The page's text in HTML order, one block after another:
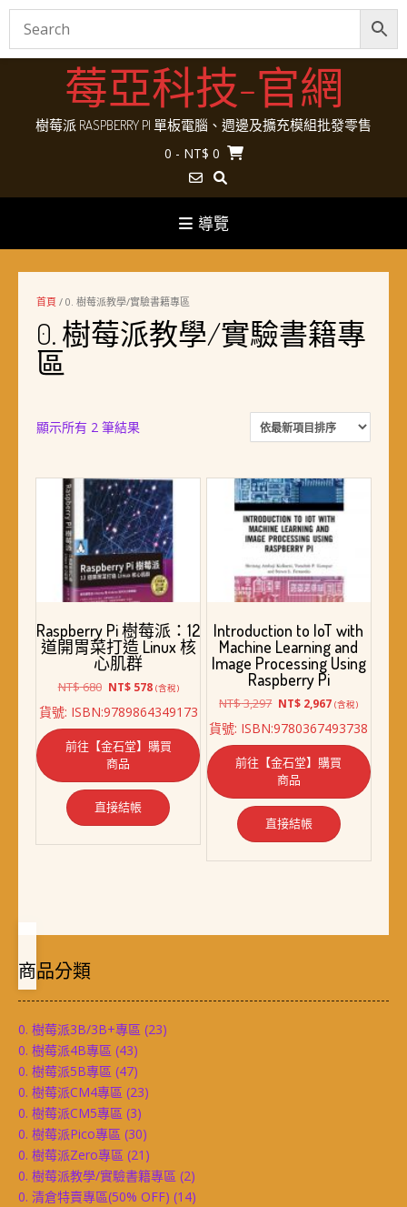
Skip
莓亞科技-官網
樹莓派 RASPBERRY PI 單板電腦、週邊及擴充模組批發零售
0 - NT$ 0
導覽
首頁 / 0. 樹莓派教學/實驗書籍專區
0. 樹莓派教學/實驗書籍專
區
顯示所有 2 筆結果依
項
目
排
序
Raspberry Pi 樹莓派：12
道開胃菜打造 Linux 核
心肌群
NT$680 原
價
NT$ 680。
NT$578目
價
NT$ 578。
(含稅)
貨號: ISBN:9789864349173
前往【金石堂】購買
商品
直接結帳
Introduction to IoT with
Machine Learning and
Image Processing Using
Raspberry Pi
NT$3,297 原
價
NT$ 3,297。
NT$ 2,967目
價
格：
NT$ 2,967。
(含稅)
貨號: ISBN:9780367493738
前往【金石堂】購買
商品
直接結帳
商品分類
0. 樹莓派3B/3B+專區 (23)
0. 樹莓派4B專區 (43)
0. 樹莓派5B專區 (47)
0. 樹莓派CM4專區 (23)
0. 樹莓派CM5專區 (3)
0. 樹莓派Pico專區 (30)
0. 樹莓派Zero專區 (21)
0. 樹莓派教學/實驗書籍專區 (2)
0. 清倉特賣專區(50% OFF) (14)